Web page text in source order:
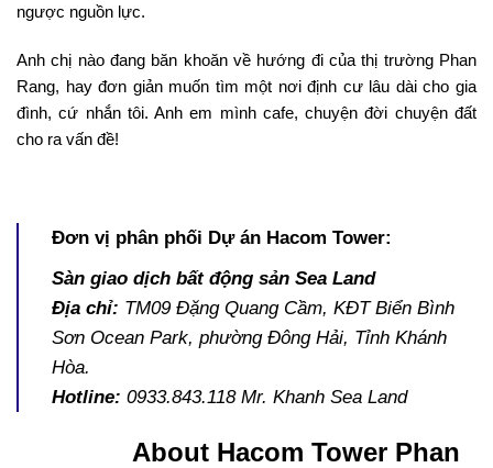
ngược nguồn lực.
Anh chị nào đang băn khoăn về hướng đi của thị trường Phan
Rang, hay đơn giản muốn tìm một nơi định cư lâu dài cho gia
đình, cứ nhắn tôi. Anh em mình cafe, chuyện đời chuyện đất
cho ra vấn đề!
Đơn vị phân phối Dự án Hacom Tower:
Sàn giao dịch bất động sản Sea Land
Địa chỉ: TM09 Đặng Quang Cầm, KĐT Biển Bình
Sơn Ocean Park, phường Đông Hải, Tỉnh Khánh
Hòa.
Hotline: 0933.843.118 Mr. Khanh Sea Land
About Hacom Tower Phan